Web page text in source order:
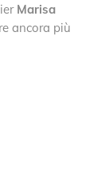
Marisa
ancora più